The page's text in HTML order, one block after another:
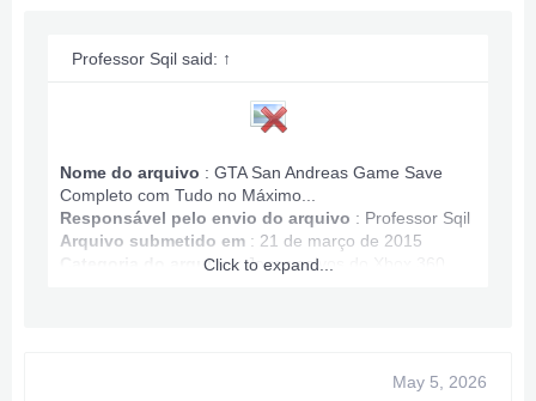
Professor Sqil said: ↑
Nome do arquivo : GTA San Andreas Game Save
Completo com Tudo no Máximo...
Responsável pelo envio do arquivo : Professor Sqil
Arquivo submetido em : 21 de março de 2015
Categoria do arquivo:Jogos salvos do Xbox 360
Jogo com munição máxima concluído.
Click to expand...
May 5, 2026